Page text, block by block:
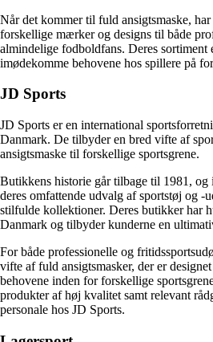
Når det kommer til fuld ansigtsmaske,
forskellige mærker og designs til både
almindelige fodboldfans. Deres sortiment
imødekomme behovene hos spillere på
JD Sports
JD Sports er en international
Danmark. De tilbyder en bred vifte af
ansigtsmaske til forskellige sportsgrene.
Butikkens historie går tilbage til 1981, og
deres omfattende udvalg af sportstøj og -
stilfulde kollektioner. Deres butikker har
Danmark og tilbyder kunderne en
For både professionelle og
vifte af fuld ansigtsmasker, der er
behovene inden for forskellige
produkter af høj kvalitet samt relevant
personale hos JD Sports.